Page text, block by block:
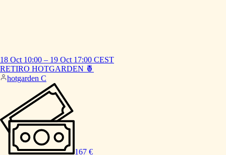
18 Oct 10:00 – 19 Oct 17:00 CEST
RETIRO HOTGARDEN 🍍
hotgarden C
167 €